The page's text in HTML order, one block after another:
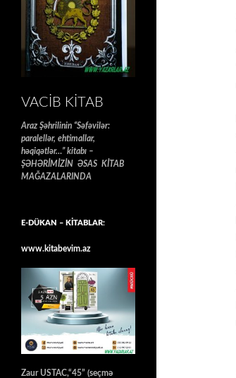
VACIB KITAB
Araz Şəhrilinin “Səfəvilər:
paralellər, ehtimallar,
həqiqətlər…” kitabı –
ŞƏHƏRİMİZİN ƏSAS KİTAB
MAĞAZALARINDA
E-DÜKAN – KİTABLAR:
www.kitabevim.az
Zaur USTAC,“45” (seçmə